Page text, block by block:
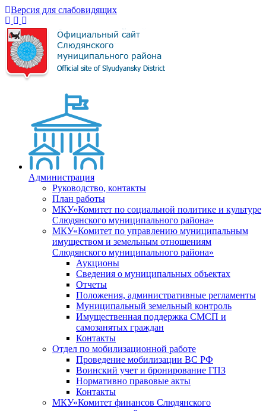
Версия для слабовидящих
Администрация
Руководство, контакты
План работы
МКУ«Комитет по социальной политике и культуре
Слюдянского муниципального района»
МКУ«Комитет по управлению муниципальным
имуществом и земельным отношениям
Слюдянского муниципального района»
Аукционы
Сведения о муниципальных объектах
Отчеты
Положения, административные регламенты
Муниципальный земельный контроль
Имущественная поддержка СМСП и
самозанятых граждан
Контакты
Отдел по мобилизационной работе
Проведение мобилизации ВС РФ
Воинский учет и бронирование ГПЗ
Нормативно правовые акты
Контакты
МКУ«Комитет финансов Слюдянского